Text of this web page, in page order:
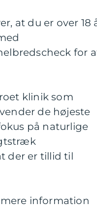
at du er over 18
for
klinik som
de højeste
på naturlige
der er tillid til
information